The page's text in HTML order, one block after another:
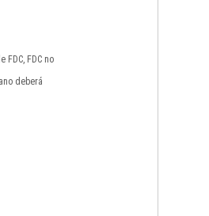
FDC no
deberá